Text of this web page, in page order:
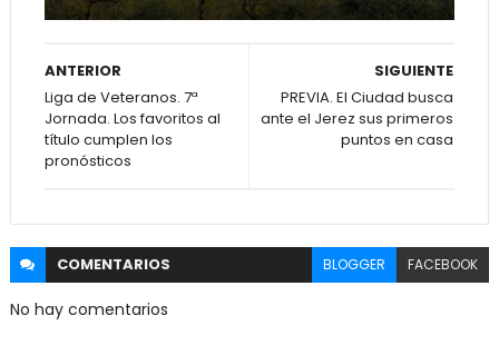
SIGUIENTE
PREVIA. El Ciudad busca
ante el Jerez sus primeros
puntos en casa
ANTERIOR
Liga de Veteranos. 7ª
Jornada. Los favoritos al
título cumplen los
pronósticos
COMENTARIOS BLOGGER FACEBOOK
No hay comentarios